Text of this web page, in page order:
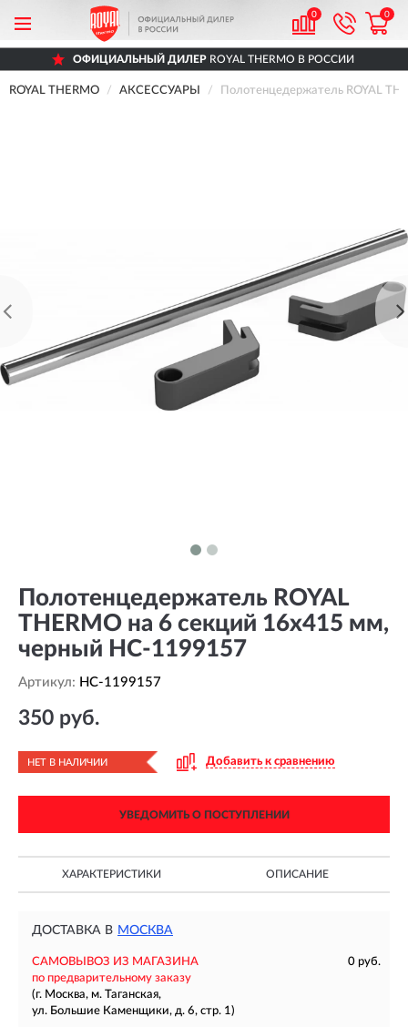
0 0
ОФИЦИАЛЬНЫЙ ДИЛЕР ROYAL THERMO В РОССИИ
ROYAL THERMO АКСЕССУАРЫ Полотенцедержатель ROYAL
Полотенцедержатель ROYAL
THERMO на 6 секций 16x415 мм,
черный HC-1199157
Артикул: HC-1199157
350 руб.
НЕТ В НАЛИЧИИ Добавить к сравнению
УВЕДОМИТЬ О ПОСТУПЛЕНИИ
ХАРАКТЕРИСТИКИ ОПИСАНИЕ
ДОСТАВКА В МОСКВА
САМОВЫВОЗ ИЗ МАГАЗИНА
0 руб.
по предварительному заказу
(г. Москва, м. Таганская,
ул. Большие Каменщики, д. 6, стр. 1)